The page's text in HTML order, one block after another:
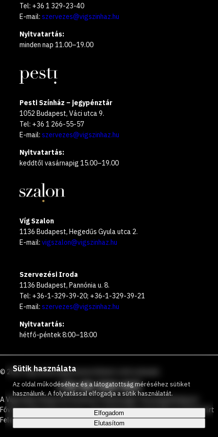
Tel: +36 1 329-23-40
E-mail: szervezes@vigszinhaz.hu
Nyitvatartás:
minden nap 11.00–19.00
Pesti Színház – jegypénztár
1052 Budapest, Váci utca 9.
Tel: +36 1 266-55-57
E-mail: szervezes@vigszinhaz.hu
Nyitvatartás:
keddtől vasárnapig 15.00–19.00
Víg Szalon
1136 Budapest, Hegedűs Gyula utca 2.
E-mail: vigszalon@vigszinhaz.hu
Szervezési Iroda
1136 Budapest, Pannónia u. 8.
Tel: +36-1-329-39-20; +36-1-329-39-21
E-mail: szervezes@vigszinhaz.hu
Nyitvatartás:
hétfő-péntek 8:00–18:00
© 2026 VígszínházIngyenesen hívható zöld számunk
+36 80 204 443
A Vígszínház Nonprofit Korlátolt Felelősségű Társaság Budapest
Főváros Önkormányzata és a Társadalmi Kapcsolatokért és Kultúráért
Felelős Minisztérium által közösen működtetett színház.
Sütik használata
Az oldal működéséhez és a látogatottság méréséhez sütiket
használunk. A folytatással elfogadja a sütik használatát.
Elfogadom
Elutasítom